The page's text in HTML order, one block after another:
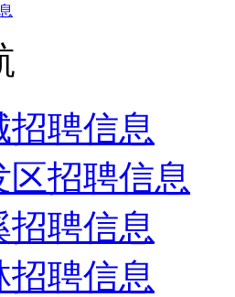
招聘信息
区招聘信息
招聘信息
招聘信息